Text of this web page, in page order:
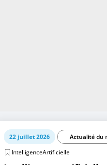
22 juillet 2026
Actualité du
IntelligenceArtificielle